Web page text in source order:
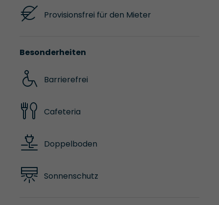
Provisionsfrei für den Mieter
Besonderheiten
Barrierefrei
Cafeteria
Doppelboden
Sonnenschutz